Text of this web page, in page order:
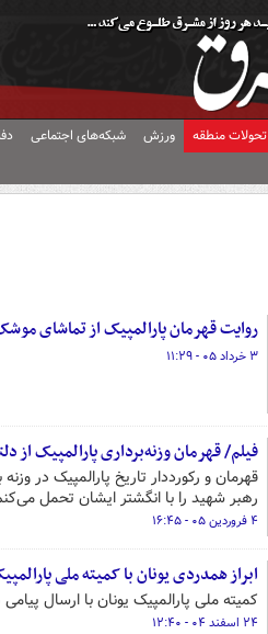
تحولات منطقه ورزش شبکه‌های اجتماعی
روایت قهرمان پارالمپیک از تماشای
۳ خرداد ۰۵ - ۱۱:۲۹
فیلم/ قهرمان وزنه‌برداری پارالمپیک
قهرمان و رکورددار تاریخ پارالمپیک در
رهبر شهید را با انگشتر ایشان تحمل
۴ فروردین ۰۵ - ۱۶:۴۵
ابراز همدردی یونان با کمیته ملی
کمیته ملی پارالمپیک یونان با ارسال
۲۴ اسفند ۰۴ - ۱۲:۴۰